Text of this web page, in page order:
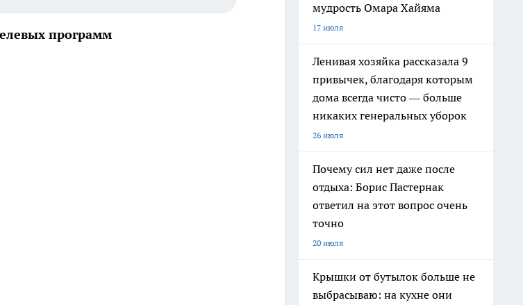
программ
мудрость Омара Хайяма
17 июля
Ленивая хозяйка рассказала 9
привычек, благодаря которым
дома всегда чисто — больше
никаких генеральных уборок
26 июля
Почему сил нет даже после
отдыха: Борис Пастернак
ответил на этот вопрос очень
точно
20 июля
Крышки от бутылок больше не
выбрасываю: на кухне они